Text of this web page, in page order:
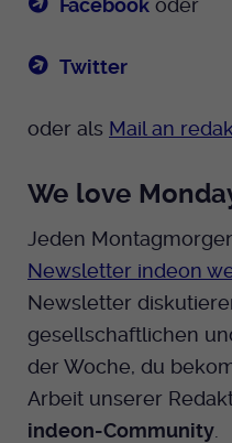
Facebook oder
Twitter
oder als Mail an
We love
Jeden
Newsletter indeon
Newsletter
gesellschaftlichen
der Woche, du
Arbeit unserer
indeon-Community